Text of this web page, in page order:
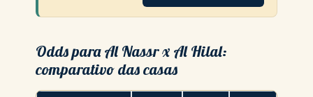
Odds para Al Nassr x Al Hilal:
comparativo das casas